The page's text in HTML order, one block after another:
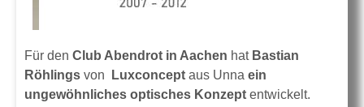
Für den Club Abendrot in Aachen hat Bastian
Röhlings von Luxconcept aus Unna ein
ungewöhnliches optisches Konzept entwickelt.